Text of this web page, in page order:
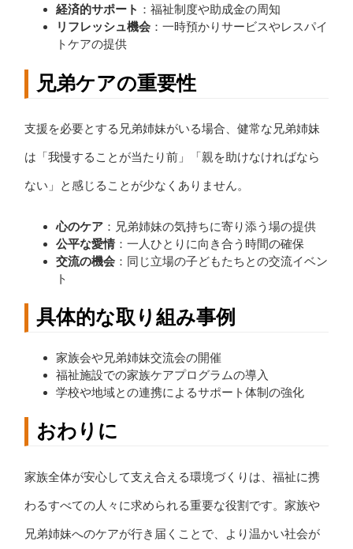
経済的サポート ：福祉制度や助成金の周知
リフレッシュ機会 ：一時預かりサービスやレスパイ
トケアの提供
兄弟ケアの重要性
支援を必要とする兄弟姉妹がいる場合、健常な兄弟姉妹
は「我慢することが当たり前」「親を助けなければなら
ない」と感じることが少なくありません。
心のケア ：兄弟姉妹の気持ちに寄り添う場の提供
公平な愛情 ：一人ひとりに向き合う時間の確保
交流の機会 ：同じ立場の子どもたちとの交流イベン
ト
具体的な取り組み事例
家族会や兄弟姉妹交流会の開催
福祉施設での家族ケアプログラムの導入
学校や地域との連携によるサポート体制の強化
おわりに
家族全体が安心して支え合える環境づくりは、福祉に携
わるすべての人々に求められる重要な役割です。家族や
兄弟姉妹へのケアが行き届くことで、より温かい社会が